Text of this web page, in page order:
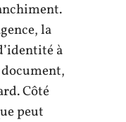
la
à
Côté
peut